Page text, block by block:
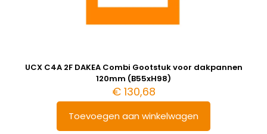
UCX C4A 2F DAKEA Combi Gootstuk voor dakpannen
120mm (B55xH98)
€130,68
Toevoegen aan winkelwagen